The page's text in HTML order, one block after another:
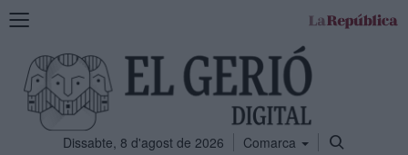
Mostra
navegació
Dissabte, 8 d'agost de 2026 Comarca